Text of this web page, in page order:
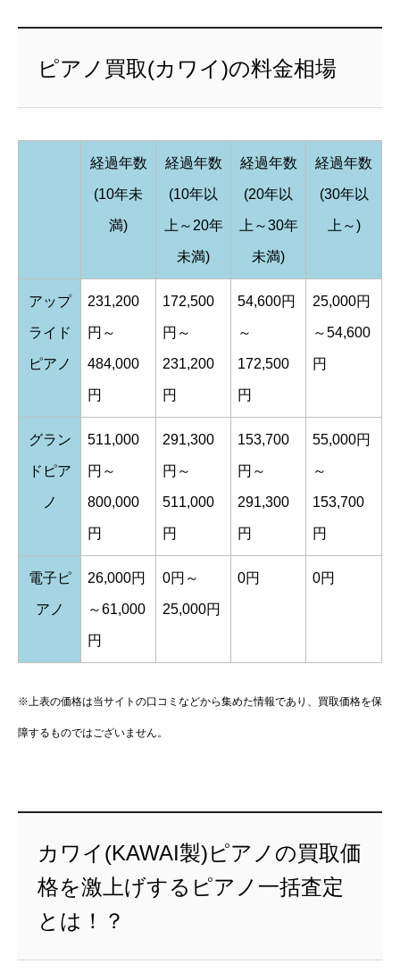
ピアノ買取(カワイ)の料金相場
経過年数
(10年未
満)
経過年数
(10年以
上～20年
未満)
経過年数
(20年以
上～30年
未満)
経過年数
(30年以
上～)
アップ
ライド
ピアノ
231,200
円～
484,000
円
172,500
円～
231,200
円
54,600円
～
172,500
円
25,000円
～54,600
円
グラン
ドピア
ノ
511,000
円～
800,000
円
291,300
円～
511,000
円
153,700
円～
291,300
円
55,000円
～
153,700
円
電子ピ
アノ
26,000円
～61,000
円
0円～
25,000円
0円 0円
※上表の価格は当サイトの口コミなどから集めた情報であり、買取価格を保
障するものではございません。
カワイ(KAWAI製)ピアノの買取価
格を激上げするピアノ一括査定
とは！？